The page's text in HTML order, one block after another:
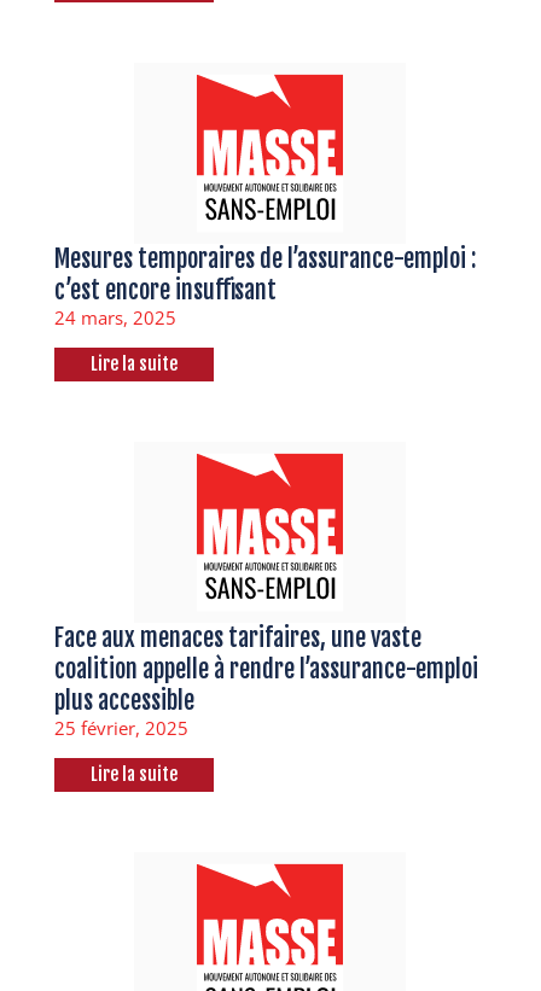
Mesures temporaires de l’assurance-emploi :
c’est encore insuffisant
24 mars, 2025
Lire la suite
Face aux menaces tarifaires, une vaste
coalition appelle à rendre l’assurance-emploi
plus accessible
25 février, 2025
Lire la suite